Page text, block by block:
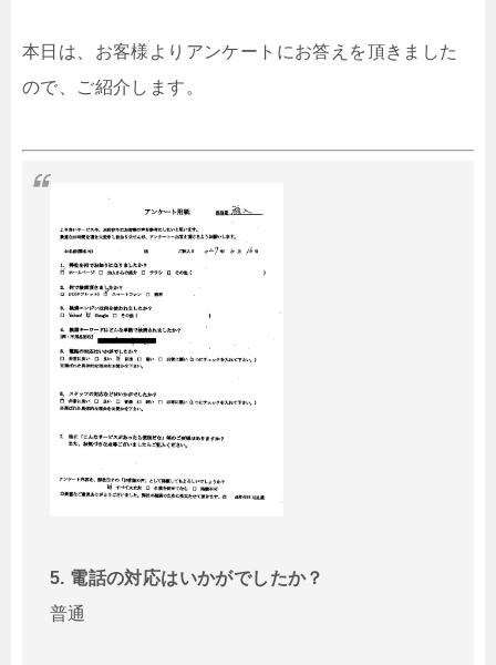
本日は、お客様よりアンケートにお答えを頂きました
ので、ご紹介します。
5. 電話の対応はいかがでしたか？
普通